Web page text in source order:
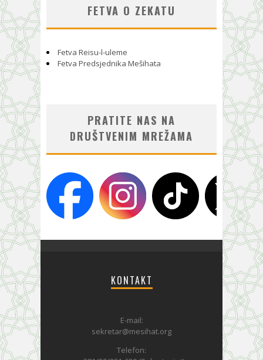
FETVA O ZEKATU
Fetva Reisu-l-uleme
Fetva Predsjednika Mešihata
PRATITE NAS NA
DRUŠTVENIM MREŽAMA
KONTAKT
E-mail:
sekretar@mesihat.org
Telefon: